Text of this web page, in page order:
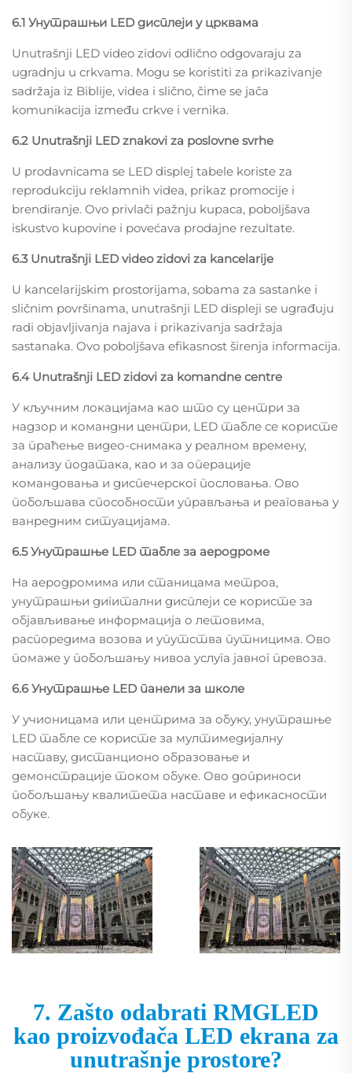
6.1 Унутрашњи LED дисплеји у црквама
Unutrašnji LED video zidovi odlično odgovaraju za
ugradnju u crkvama. Mogu se koristiti za prikazivanje
sadržaja iz Biblije, videa i slično, čime se jača
komunikacija između crkve i vernika.
6.2 Unutrašnji LED znakovi za poslovne svrhe
U prodavnicama se LED displej tabele koriste za
reprodukciju reklamnih videa, prikaz promocije i
brendiranje. Ovo privlači pažnju kupaca, poboljšava
iskustvo kupovine i povećava prodajne rezultate.
6.3 Unutrašnji LED video zidovi za kancelarije
U kancelarijskim prostorijama, sobama za sastanke i
sličnim površinama, unutrašnji LED displeji se ugrađuju
radi objavljivanja najava i prikazivanja sadržaja
sastanaka. Ovo poboljšava efikasnost širenja informacija.
6.4 Unutrašnji LED zidovi za komandne centre
У кључним локацијама као што су центри за
надзор и командни центри, LED табле се користе
за праћење видео-снимака у реалном времену,
анализу података, као и за операције
командовања и диспечерског пословања. Ово
побољшава способности управљања и реаговања у
ванредним ситуацијама.
6.5 Унутрашње LED табле за аеродроме
На аеродромима или станицама метроа,
унутрашњи дигитални дисплеји се користе за
објављивање информација о летовима,
распоредима возова и упутства путницима. Ово
помаже у побољшању нивоа услуга јавног превоза.
6.6 Унутрашње LED панели за школе
У учионицама или центрима за обуку, унутрашње
LED табле се користе за мултимедијалну
наставу, дистанционо образовање и
демонстрације током обуке. Ово доприноси
побољшању квалитета наставе и ефикасности
обуке.
7. Zašto odabrati RMGLED
kao proizvođača LED ekrana za
unutrašnje prostore?